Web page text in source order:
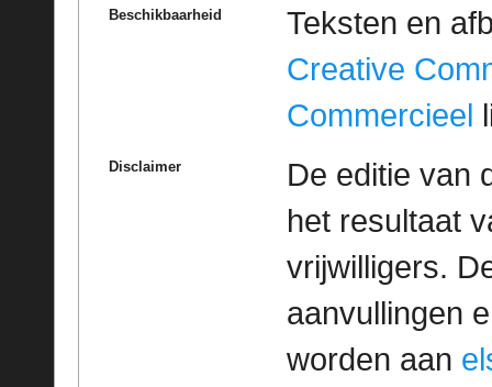
Beschikbaarheid
Teksten en
Creative
Commercieel
Disclaimer
De editie van
het resultaat
vrijwilligers.
aanvullingen
worden aan